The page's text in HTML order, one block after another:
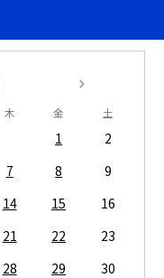
木 金 土
1
2
7 8
9
14 15
16
21 22
23
28 29 30